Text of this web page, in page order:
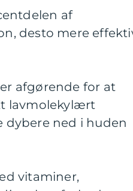
af
desto mere
afgørende for at
lavmolekylært
dybere ned i huden
vitaminer,